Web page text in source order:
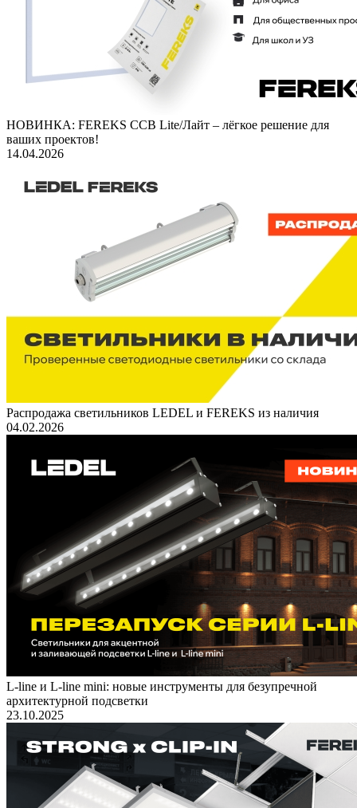
НОВИНКА: FEREKS ССВ Lite/Лайт – лёгкое решение для
ваших проектов!
14.04.2026
Распродажа светильников LEDEL и FEREKS из наличия
04.02.2026
L-line и L-line mini: новые инструменты для безупречной
архитектурной подсветки
23.10.2025